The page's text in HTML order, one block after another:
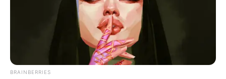
BRAINBERRIES